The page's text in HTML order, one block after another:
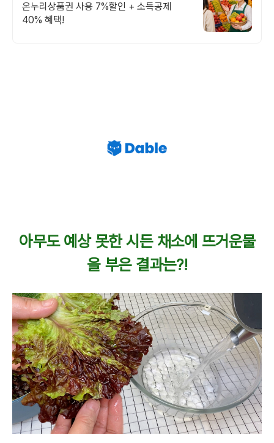
온누리상품권 사용 7%할인 + 소득공제
40% 혜택!
아무도 예상 못한 시든 채소에 뜨거운물
을 부은 결과는?!